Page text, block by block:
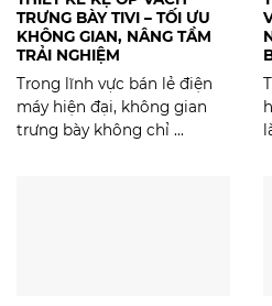
TRƯNG BÀY TIVI – TỐI ƯU
KHÔNG GIAN, NÂNG TẦM
TRẢI NGHIỆM
Trong lĩnh vực bán lẻ điện
máy hiện đại, không gian
trưng bày không chỉ ...